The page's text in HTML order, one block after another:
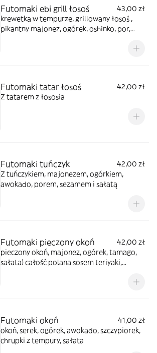
Futomaki ebi grill łosoś
43,00 zł
krewetka w tempurze, grillowany łosoś ,
pikantny majonez, ogórek, oshinko, por,
Futomaki tatar łosoś
42,00 zł
Z tatarem z łososia
Futomaki tuńczyk
42,00 zł
Z tuńczykiem, majonezem, ogórkiem,
awokado, porem, sezamem i sałatą
Futomaki pieczony okoń
42,00 zł
pieczony okoń, majonez, ogórek, tamago,
sałata) całość polana sosem teriyaki,
Futomaki okoń
41,00 zł
okoń, serek, ogórek, awokado, szczypiorek,
chrupki z tempury, sałata